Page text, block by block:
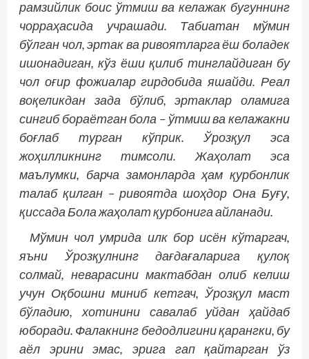
рамзийлик боис ўтмиш ва келажак бугуннинг
чорраҳасида учрашади. Табиатан мўмин
бўлган чол, эртак ва ривоятларга ёш боладек
ишонадиган, кўз ёши қилиб тинг­лайдиган бу
чол оғир фожиалар гирдобида яшайди. Реал
воқеликдан зада бўлиб, эртак­лар оламига
сингиб бораётган бола – ўтмиш ва келажакни
боғлаб турган кўприк. Ўрозқул эса
жоҳилликнинг тимсоли. Жаҳолат эса
маълумки, барча замонларда ҳам қурбонлик
талаб қилган – ривоятда шоҳдор Она Буғу,
қиссада Бола жаҳолат қурбонига айланади.
Мўмин чол умрида илк бор исён кўтаргач,
яъни Ўрозқулнинг дағдағаларига қулоқ
солмай, неварасини мактабдан олиб келиш
учун Оқбошни миниб кетгач, Ўрозқул маст
бўладию, хотинини савалаб уйдан ҳайдаб
юборади. Фалакнинг бедодлигини қарангки, бу
аёл эрини эмас, эрига гап қайтарган ўз